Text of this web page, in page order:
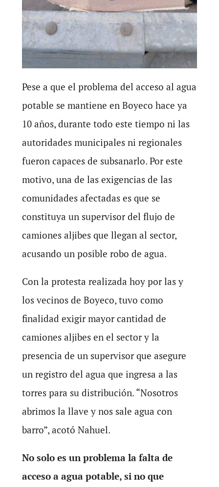
Pese a que el problema del acceso al agua
potable se mantiene en Boyeco hace ya
10 años, durante todo este tiempo ni las
autoridades municipales ni regionales
fueron capaces de subsanarlo. Por este
motivo, una de las exigencias de las
comunidades afectadas es que se
constituya un supervisor del flujo de
camiones aljibes que llegan al sector,
acusando un posible robo de agua.
Con la protesta realizada hoy por las y
los vecinos de Boyeco, tuvo como
finalidad exigir mayor cantidad de
camiones aljibes en el sector y la
presencia de un supervisor que asegure
un registro del agua que ingresa a las
torres para su distribución. “Nosotros
abrimos la llave y nos sale agua con
barro”, acotó Nahuel.
No solo es un problema la falta de
acceso a agua potable, si no que